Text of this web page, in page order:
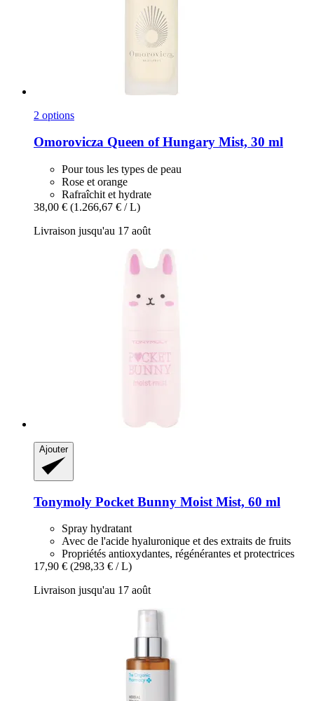
2 options
Omorovicza Queen of Hungary Mist, 30 ml
Pour tous les types de peau
Rose et orange
Rafraîchit et hydrate
38,00 € (1.266,67 € / L)
Livraison jusqu'au 17 août
Ajouter
Tonymoly Pocket Bunny Moist Mist, 60 ml
Spray hydratant
Avec de l'acide hyaluronique et des extraits de fruits
Propriétés antioxydantes, régénérantes et protectrices
17,90 € (298,33 € / L)
Livraison jusqu'au 17 août